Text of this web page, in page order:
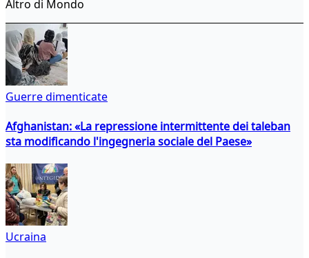
Altro di Mondo
Guerre dimenticate
Afghanistan: «La repressione intermittente dei taleban
sta modificando l'ingegneria sociale del Paese»
Ucraina